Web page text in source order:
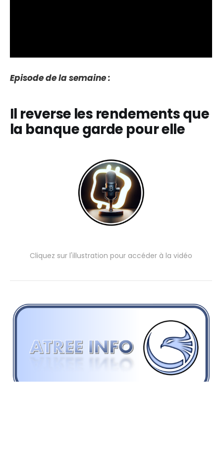
Episode de la semaine :
Il reverse les rendements que
la banque garde pour elle
Cliquez sur l'illustration pour accéder à la vidéo